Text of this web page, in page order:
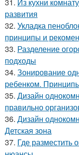
31. Из кухни
развития
32. Укладка
принципы и
33. Разделение
подходы
34. Зонирование
ребенком.
35. Дизайн
правильно
36. Дизайн
Детская зона
37. Где разместить